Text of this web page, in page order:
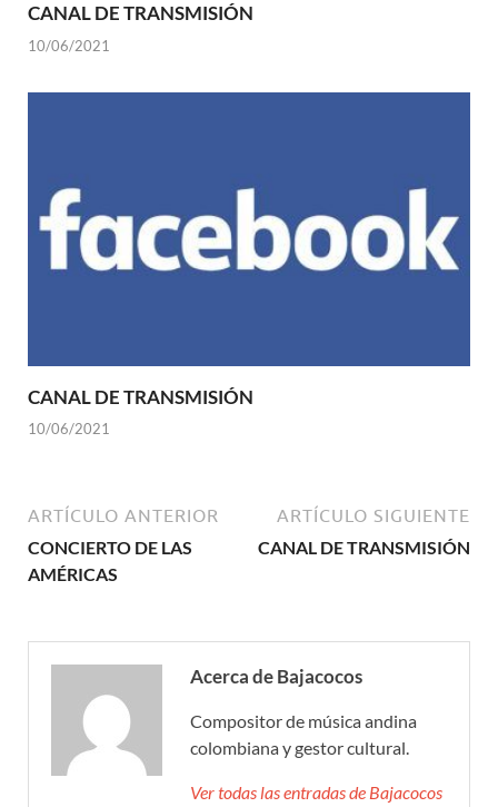
CANAL DE TRANSMISIÓN
10/06/2021
CANAL DE TRANSMISIÓN
10/06/2021
ARTÍCULO ANTERIOR
CONCIERTO DE LAS
AMÉRICAS
ARTÍCULO SIGUIENTE
CANAL DE TRANSMISIÓN
Acerca de Bajacocos
Compositor de música andina
colombiana y gestor cultural.
Ver todas las entradas de Bajacocos